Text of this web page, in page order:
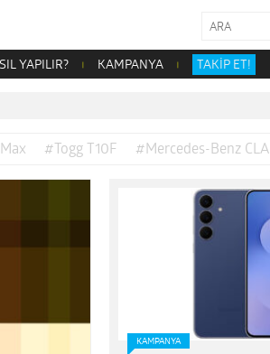
YAPILIR? KAMPANYA TAKİP ET!
#Togg T10F #Mercedes-Benz CLA
KAMPANYA